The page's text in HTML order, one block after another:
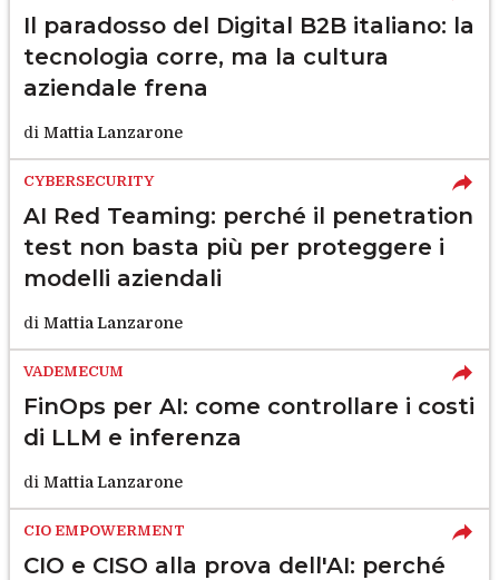
Il paradosso del Digital B2B italiano: la
tecnologia corre, ma la cultura
aziendale frena
di Mattia Lanzarone
CYBERSECURITY
AI Red Teaming: perché il penetration
test non basta più per proteggere i
modelli aziendali
di Mattia Lanzarone
VADEMECUM
FinOps per AI: come controllare i costi
di LLM e inferenza
di Mattia Lanzarone
CIO EMPOWERMENT
CIO e CISO alla prova dell'AI: perché